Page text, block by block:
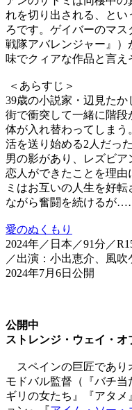
れを切り出される、とい
ろです。ゲイバーのマ
戦隊アバレンジャー』
味でクィアな作品と言え
＜あらすじ＞
39歳の小説家・辺見たか
街で衝突して一緒に階段
体が入れ替わってしま
活を送り始める2人だっ
男の影があり、レズビ
恋人ができたことを理由
ミはお互いの人生を好
ながら奮闘を続けるが
愛のぬくもり
2024年／日本／91分／
／出演：小出恵介、風
2024年7月6日公開
公開中
ストレンジ・ウェイ・オ
スペインの巨匠であり
モドバル監督（『バチ当
ギリの女たち』『アタ